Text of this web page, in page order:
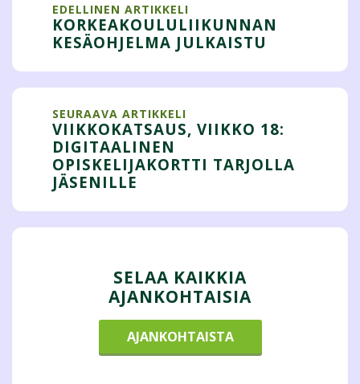
EDELLINEN ARTIKKELI
KORKEAKOULULIIKUNNAN
KESÄOHJELMA JULKAISTU
SEURAAVA ARTIKKELI
VIIKKOKATSAUS, VIIKKO 18:
DIGITAALINEN
OPISKELIJAKORTTI TARJOLLA
JÄSENILLE
SELAA KAIKKIA
AJANKOHTAISIA
AJANKOHTAISTA